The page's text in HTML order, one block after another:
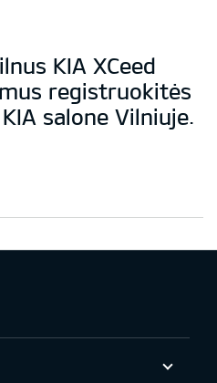
KIA XCeed
registruokitės
salone Vilniuje.